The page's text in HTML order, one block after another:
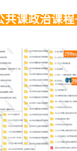
共课政治课